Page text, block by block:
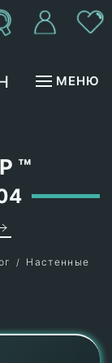
МЕНЮ
™
Настенные